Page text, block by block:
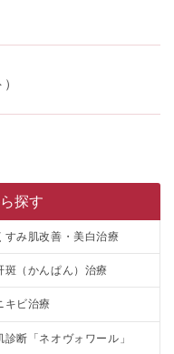
探す
すみ肌改善・美白治療
斑（かんぱん）治療
キビ治療
診断「ネオヴォワール」